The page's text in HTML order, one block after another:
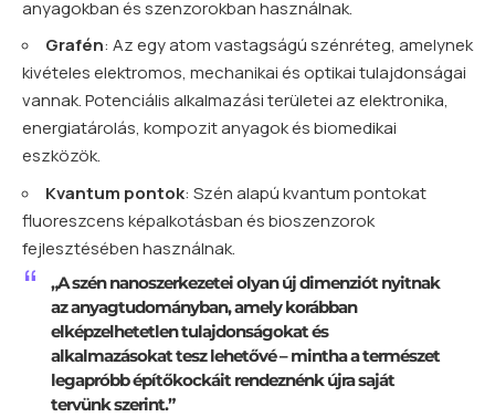
anyagokban és szenzorokban használnak.
Grafén: Az egy atom vastagságú szénréteg, amelynek
kivételes elektromos, mechanikai és optikai tulajdonságai
vannak. Potenciális alkalmazási területei az elektronika,
energiatárolás, kompozit anyagok és biomedikai
eszközök.
Kvantum pontok: Szén alapú kvantum pontokat
fluoreszcens képalkotásban és bioszenzorok
fejlesztésében használnak.
„A szén nanoszerkezetei olyan új dimenziót nyitnak
az anyagtudományban, amely korábban
elképzelhetetlen tulajdonságokat és
alkalmazásokat tesz lehetővé – mintha a természet
legapróbb építőkockáit rendeznénk újra saját
tervünk szerint.”